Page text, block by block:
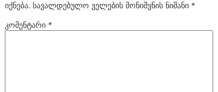
იქნება. სავალდებულო ველების მონიშვნის ნიშანი *
კომენტარი *